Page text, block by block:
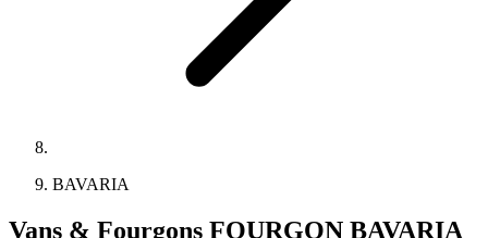
BAVARIA
Vans & Fourgons FOURGON BAVARIA